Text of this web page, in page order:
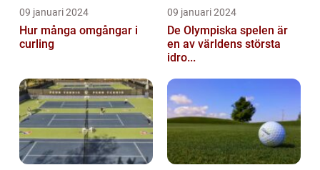
09 januari 2024
Hur många omgångar i
curling
09 januari 2024
De Olympiska spelen är
en av världens största
idro...